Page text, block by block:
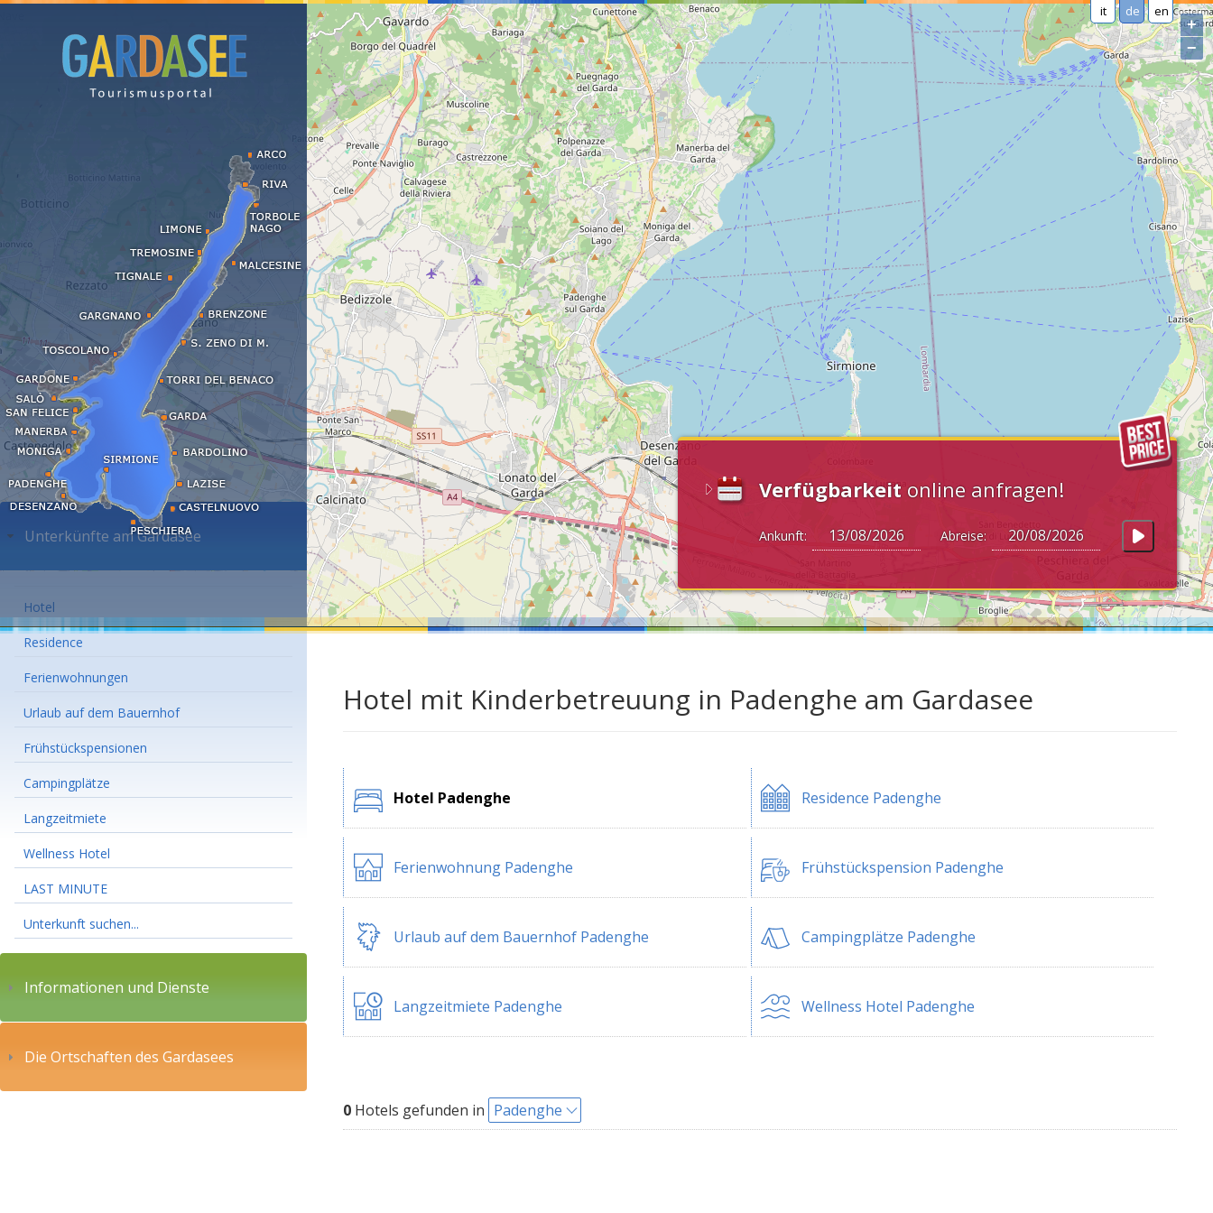
it de en
Verfügbarkeit online anfragen!
Ankunft: Abreise:
+
−
Unterkünfte am Gardasee
Hotel
Residence
Ferienwohnungen
Urlaub auf dem Bauernhof
Frühstückspensionen
Campingplätze
Langzeitmiete
Wellness Hotel
LAST MINUTE
Unterkunft suchen...
Informationen und Dienste
Die Ortschaften des Gardasees
Hotel mit Kinderbetreuung in Padenghe am Gardasee
Hotel Padenghe Residence Padenghe
Ferienwohnung Padenghe Frühstückspension Padenghe
Urlaub auf dem Bauernhof Padenghe Campingplätze Padenghe
Langzeitmiete Padenghe Wellness Hotel Padenghe
0 Hotels gefunden in Padenghe